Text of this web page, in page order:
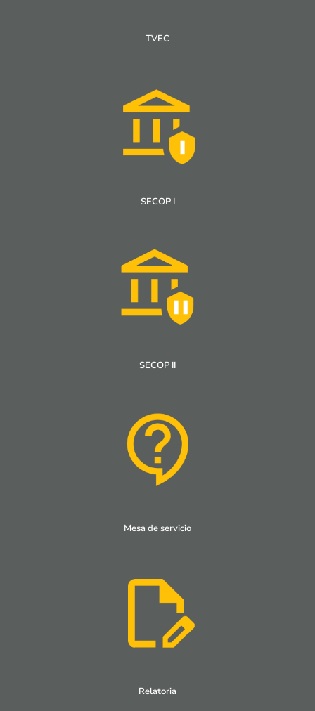
TVEC
SECOP I
SECOP II
Mesa de servicio
Relatoria